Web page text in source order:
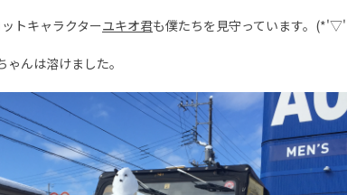
トキャラクターユキオ君も僕たちを見守っています。
んは溶けました。